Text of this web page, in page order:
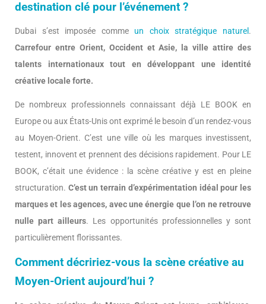
destination clé pour l’événement ?
Dubai s’est imposée comme un choix stratégique naturel .
Carrefour entre Orient, Occident et Asie, la ville attire des
talents internationaux tout en développant une identité
créative locale forte.
De nombreux professionnels connaissant déjà LE BOOK en
Europe ou aux États-Unis ont exprimé le besoin d’un rendez-vous
au Moyen-Orient. C’est une ville où les marques investissent,
testent, innovent et prennent des décisions rapidement. Pour LE
BOOK, c’était une évidence : la scène créative y est en pleine
structuration. C’est un terrain d’expérimentation idéal pour les
marques et les agences, avec une énergie que l’on ne retrouve
nulle part ailleurs. Les opportunités professionnelles y sont
particulièrement florissantes.
Comment décririez-vous la scène créative au
Moyen-Orient aujourd’hui ?